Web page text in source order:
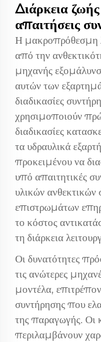
Διάρκεια
απαιτήσεις
Η μακροπρόθεσμη
από την
μηχανής
αυτών των
διαδικασίες
χρησιμοποιούν
διαδικασίες
τα υδραυλικά
προκειμένου να
υπό απαιτητικές
υλικών
επιστρωμάτων
το κόστος
τη διάρκεια
Οι δυνατότητες
τις ανώτερες
μοντέλα,
συντήρησης που
της παραγωγής. Οι
περιλαμβάνουν